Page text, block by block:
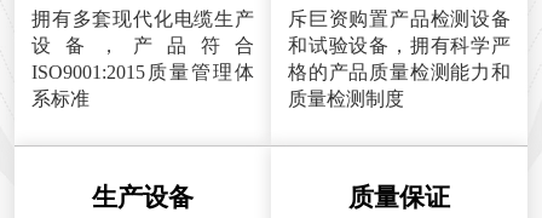
拥有多套现代化电缆生产
设备，产品符合
ISO9001:2015质量管理体
系标准
斥巨资购置产品检测设备
和试验设备，拥有科学严
格的产品质量检测能力和
质量检测制度
生产设备 质量保证